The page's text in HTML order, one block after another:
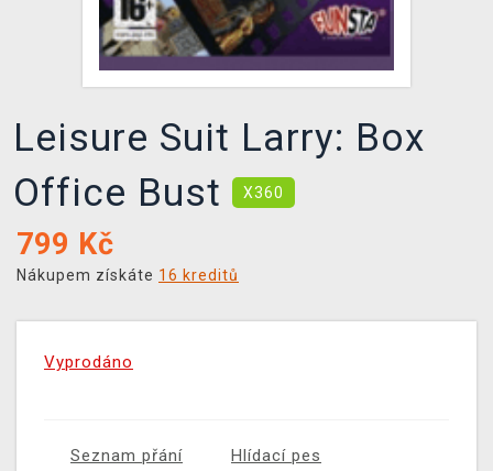
VÝKUP HER (BAZAR)
Leisure Suit Larry: Box
Office Bust
X360
799 Kč
Nákupem získáte 16 kreditů
Vyprodáno
Seznam přání Hlídací pes